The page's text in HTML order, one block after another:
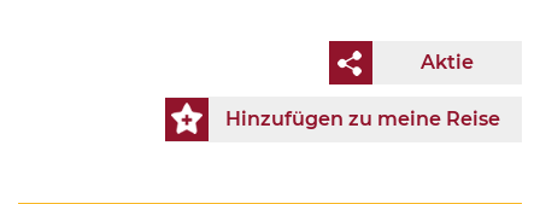
Aktie
Hinzufügen zu meine Reise